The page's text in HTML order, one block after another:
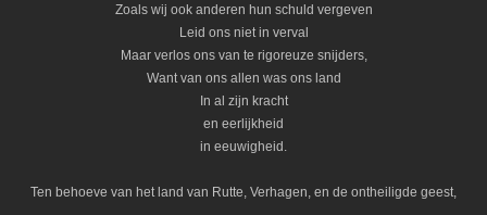
Zoals wij ook anderen hun schuld vergeven
Leid ons niet in verval
Maar verlos ons van te rigoreuze snijders,
Want van ons allen was ons land
In al zijn kracht
en eerlijkheid
in eeuwigheid.
Ten behoeve van het land van Rutte, Verhagen, en de ontheiligde geest,